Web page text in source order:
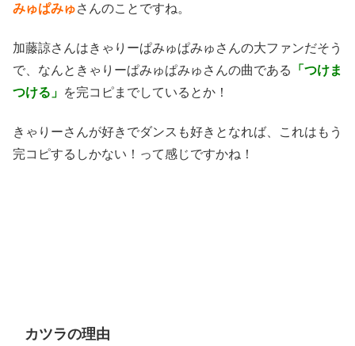
みゅぱみゅさんのことですね。
加藤諒さんはきゃりーぱみゅぱみゅさんの大ファンだそう
で、 なんときゃりーぱみゅぱみゅさんの曲である
「つけま
つける」 を完コピまでしているとか！
きゃりーさんが好きでダンスも好きとなれば、これはもう
完コピするしかない！って感じですかね！
カツラの理由